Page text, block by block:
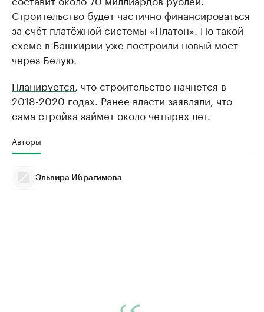
Строительство будет частично финансироваться
за счёт платёжной системы «Платон». По такой
схеме в Башкирии уже построили новый мост
через Белую.
Планируется, что строительство начнется в
2018-2020 годах. Ранее власти заявляли, что
сама стройка займет около четырех лет.
Авторы
Эльвира Ибрагимова